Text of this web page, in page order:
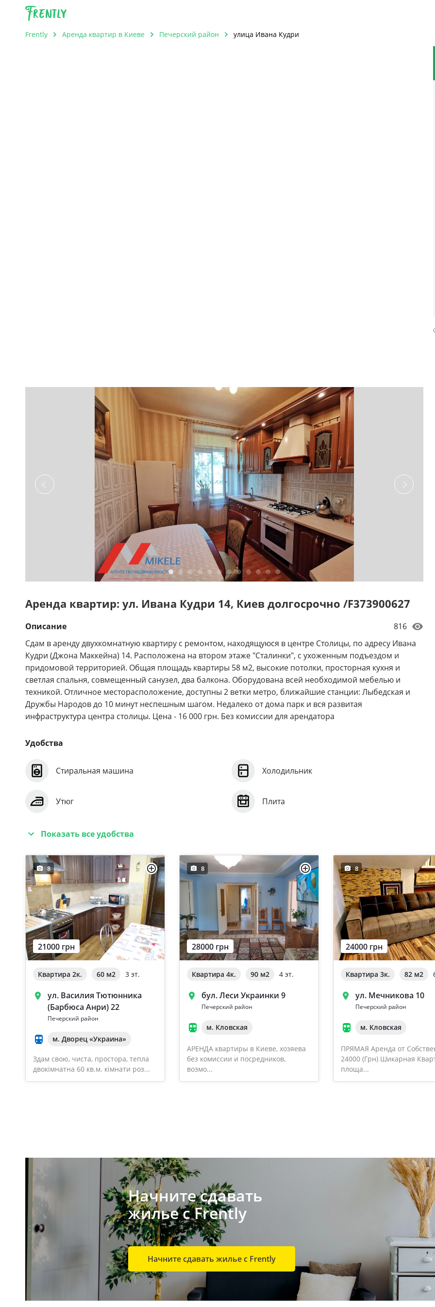
Frently
Frently Аренда квартир в Киеве Печерский район улица Ивана Кудри
Аренда квартир: ул. Ивана Кудри 14, Киев долгосрочно /F373900627
Описание
816
Сдам в аренду двухкомнатную квартиру с ремонтом, находящуюся в центре Столицы, по адресу Ивана
Кудри (Джона Маккейна) 14. Расположена на втором этаже "Сталинки", с ухоженным подъездом и
придомовой территорией. Общая площадь квартиры 58 м2, высокие потолки, просторная кухня и
светлая спальня, совмещенный санузел, два балкона. Оборудована всей необходимой мебелью и
техникой. Отличное месторасположение, доступны 2 ветки метро, ближайшие станции: Лыбедская и
Дружбы Народов до 10 минут неспешным шагом. Недалеко от дома парк и вся развитая
инфраструктура центра столицы. Цена - 16 000 грн. Без комиссии для арендатора
Удобства
Стиральная машина Холодильник
Утюг Плита
Показать все удобства
8
21000 грн
Квартира 2к. 60 м2 3 эт.
ул. Василия Тютюнника
(Барбюса Анри) 22
Печерский район
м. Дворец «Украина»
Здам свою, чиста, простора, тепла
двокімнатна 60 кв.м. кімнати роз...
8
28000 грн
Квартира 4к. 90 м2 4 эт.
бул. Леси Украинки 9
Печерский район
м. Кловская
АРЕНДА квартиры в Киеве, хозяева
без комиссии и посредников,
возмо...
8
24000 грн
Квартира 3к. 82 м2
ул. Мечникова 10
Печерский район
м. Кловская
ПРЯМАЯ Аренда от
24000 (Грн) Шикарная
площа...
Начните сдавать
жилье с Frently
Начните сдавать жилье с Frently